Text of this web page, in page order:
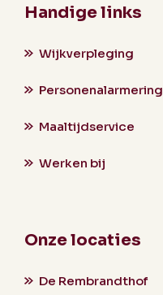
Handige links
Wijkverpleging
Personenalarmering
Maaltijdservice
Werken bij
Onze locaties
De Rembrandthof